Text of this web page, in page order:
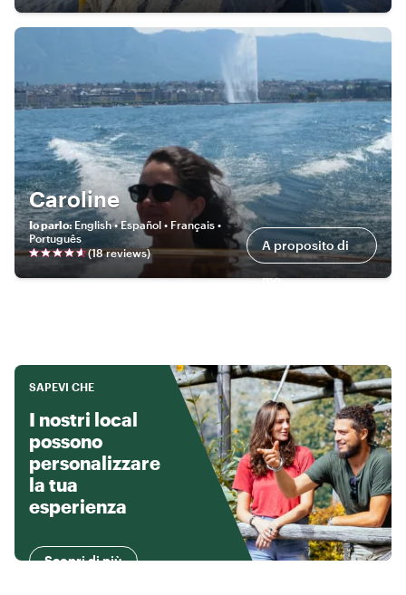
Caroline
Io parlo:English • Español • Français •
Português
(18reviews) A proposito di
me
SAPEVI CHE
I nostri local
possono
personalizzare
la tua
esperienza
Scopri di più